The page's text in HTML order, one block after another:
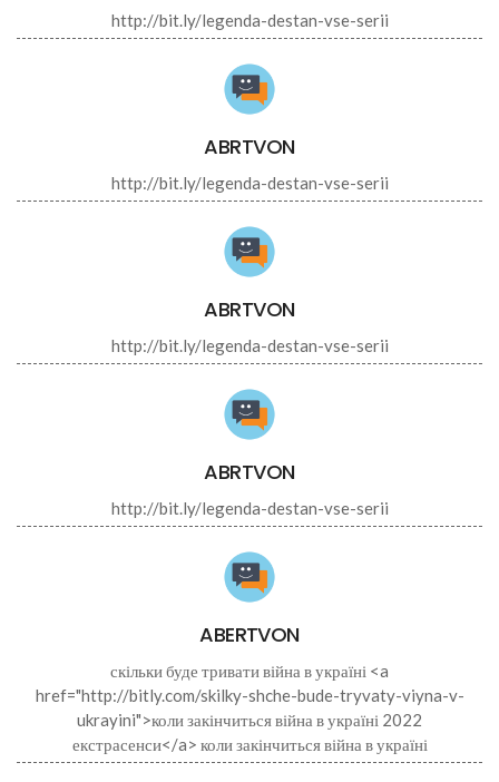
http://bit.ly/legenda-destan-vse-serii
ABRTVON
http://bit.ly/legenda-destan-vse-serii
ABRTVON
http://bit.ly/legenda-destan-vse-serii
ABRTVON
http://bit.ly/legenda-destan-vse-serii
ABERTVON
скільки буде тривати війна в україні <a
href="http://bitly.com/skilky-shche-bude-tryvaty-viyna-v-
ukrayini">коли закінчиться війна в україні 2022
екстрасенси</a> коли закінчиться війна в україні